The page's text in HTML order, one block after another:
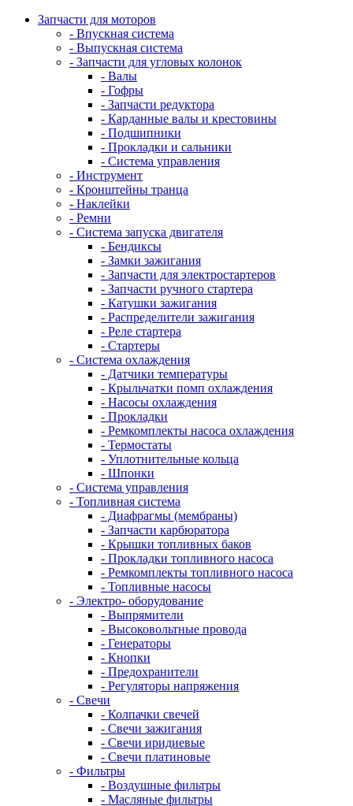
Запчасти для моторов
- Впускная система
- Выпускная система
- Запчасти для угловых колонок
- Валы
- Гофры
- Запчасти редуктора
- Карданные валы и крестовины
- Подшипники
- Прокладки и сальники
- Система управления
- Инструмент
- Кронштейны транца
- Наклейки
- Ремни
- Система запуска двигателя
- Бендиксы
- Замки зажигания
- Запчасти для электростартеров
- Запчасти ручного стартера
- Катушки зажигания
- Распределители зажигания
- Реле стартера
- Стартеры
- Система охлаждения
- Датчики температуры
- Крыльчатки помп охлаждения
- Насосы охлаждения
- Прокладки
- Ремкомплекты насоса охлаждения
- Термостаты
- Уплотнительные кольца
- Шпонки
- Система управления
- Топливная система
- Диафрагмы (мембраны)
- Запчасти карбюратора
- Крышки топливных баков
- Прокладки топливного насоса
- Ремкомплекты топливного насоса
- Топливные насосы
- Электро- оборудование
- Выпрямители
- Высоковольтные провода
- Генераторы
- Кнопки
- Предохранители
- Регуляторы напряжения
- Свечи
- Колпачки свечей
- Свечи зажигания
- Свечи иридиевые
- Свечи платиновые
- Фильтры
- Воздушные фильтры
- Масляные фильтры